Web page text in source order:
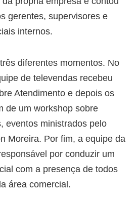
gerentes, supervisores e
internos.
diferentes momentos. No
de televendas recebeu
Atendimento e depois os
de um workshop sobre
eventos ministrados pelo
Moreira. Por fim, a equipe da
por conduzir um
com a presença de todos
área comercial.